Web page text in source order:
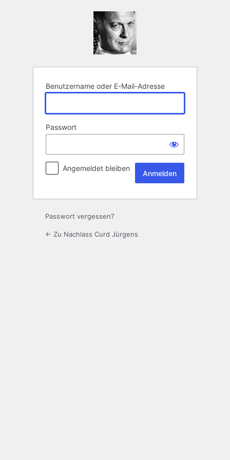
Benutzername oder E-Mail-Adresse
Passwort
Angemeldet bleiben
Passwort vergessen?
← Zu Nachlass Curd Jürgens